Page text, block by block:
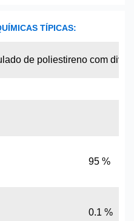
TÍPICAS:
de poliestireno com
95 %
0.1 %